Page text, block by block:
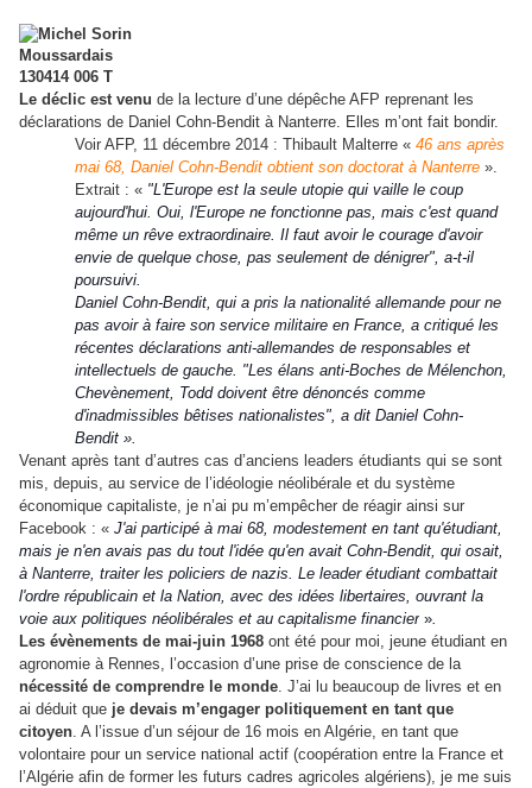
Le déclic est venu de la lecture d’une dépêche AFP reprenant les
déclarations de Daniel Cohn-Bendit à Nanterre. Elles m’ont fait bondir.
Voir AFP, 11 décembre 2014 : Thibault Malterre «46 ans après
mai 68, Daniel Cohn-Bendit obtient son doctorat à Nanterre ».
Extrait : « "L'Europe est la seule utopie qui vaille le coup
aujourd'hui. Oui, l'Europe ne fonctionne pas, mais c'est quand
même un rêve extraordinaire. Il faut avoir le courage d'avoir
envie de quelque chose, pas seulement de dénigrer", a-t-il
poursuivi.
Daniel Cohn-Bendit, qui a pris la nationalité allemande pour ne
pas avoir à faire son service militaire en France, a critiqué les
récentes déclarations anti-allemandes de responsables et
intellectuels de gauche. "Les élans anti-Boches de Mélenchon,
Chevènement, Todd doivent être dénoncés comme
d'inadmissibles bêtises nationalistes", a dit Daniel Cohn-
Bendit ».
Venant après tant d’autres cas d’anciens leaders étudiants qui se sont
mis, depuis, au service de l’idéologie néolibérale et du système
économique capitaliste, je n’ai pu m’empêcher de réagir ainsi sur
Facebook : « J'ai participé à mai 68, modestement en tant qu'étudiant,
mais je n'en avais pas du tout l'idée qu'en avait Cohn-Bendit, qui osait,
à Nanterre, traiter les policiers de nazis. Le leader étudiant combattait
l'ordre républicain et la Nation, avec des idées libertaires, ouvrant la
voie aux politiques néolibérales et au capitalisme financier ».
Les évènements de mai-juin 1968 ont été pour moi, jeune étudiant en
agronomie à Rennes, l’occasion d’une prise de conscience de la
nécessité de comprendre le monde. J’ai lu beaucoup de livres et en
ai déduit que je devais m’engager politiquement en tant que
citoyen. A l’issue d’un séjour de 16 mois en Algérie, en tant que
volontaire pour un service national actif (coopération entre la France et
l’Algérie afin de former les futurs cadres agricoles algériens), je me suis